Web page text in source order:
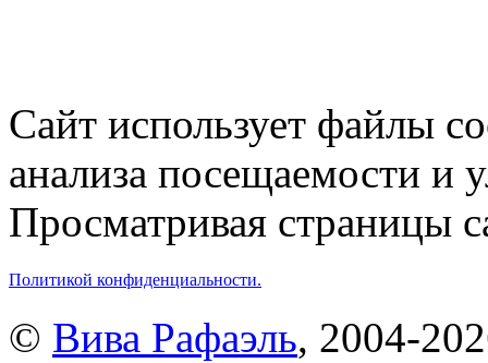
Сайт использует файлы
анализа посещаемости и
Просматривая страницы
Политикой конфиденциальности.
© Вива Рафаэль, 2004-